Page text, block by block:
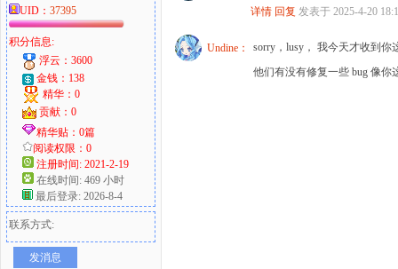
UID： 37395
积分信息:
浮云：3600
金钱：138
精华：0
贡献：0
精华贴：0篇
阅读权限：0
注册时间: 2021-2-19
在线时间: 469 小时
最后登录: 2026-8-4
联系方式:
发消息
详情 回复 发表于 2025-4-20
Undine：
sorry，lusy， 我今天才收到
他们有没有修复一些 bug 像